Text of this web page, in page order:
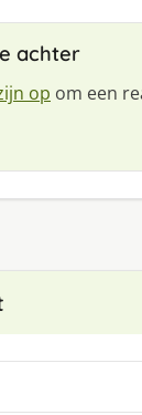
achter
op om een